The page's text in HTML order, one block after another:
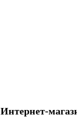
Интернет-